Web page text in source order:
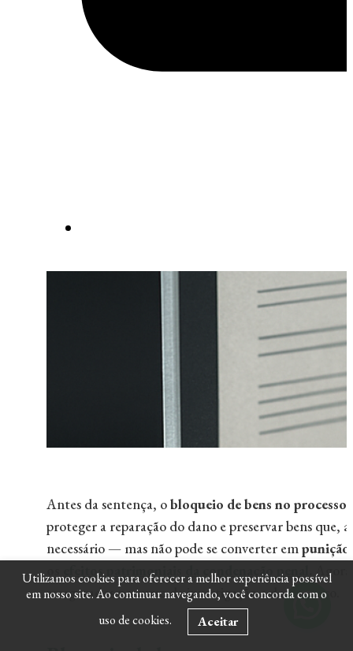
Antes da sentença, obloqueio de bens no processo
proteger a reparação do dano e preservar bens
necessário — mas não pode se converter empunição
efeitos patrimoniais da condenação penal
Agora
assegurados no curso da investigação e do processo.
Utilizamos cookies para oferecer a melhor experiência possível
em nosso site. Ao continuar navegando, você concorda com o
uso de cookies.
Aceitar